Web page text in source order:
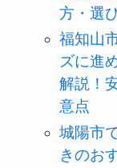
方・選
福知山
ズに進
解説！
意点
城陽市
きのお